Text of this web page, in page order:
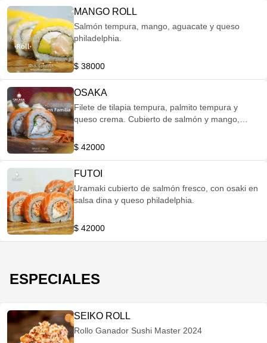
MANGO ROLL
Salmón tempura, mango, aguacate y queso
philadelphia.
$ 38000
OSAKA
Filete de tilapia tempura, palmito tempura y
queso crema. Cubierto de salmón y mango,
$ 42000
FUTOI
Uramaki cubierto de salmón fresco, con osaki en
salsa dina y queso philadelphia.
$ 42000
ESPECIALES
SEIKO ROLL
Rollo Ganador Sushi Master 2024